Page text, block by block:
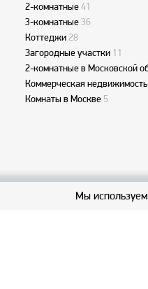
2-комнатные 41
3-комнатные 36
Коттеджи 28
Загородные участки 11
2-комнатные в Московской
Коммерческая недвижимость
Комнаты в Москве 5
Мы